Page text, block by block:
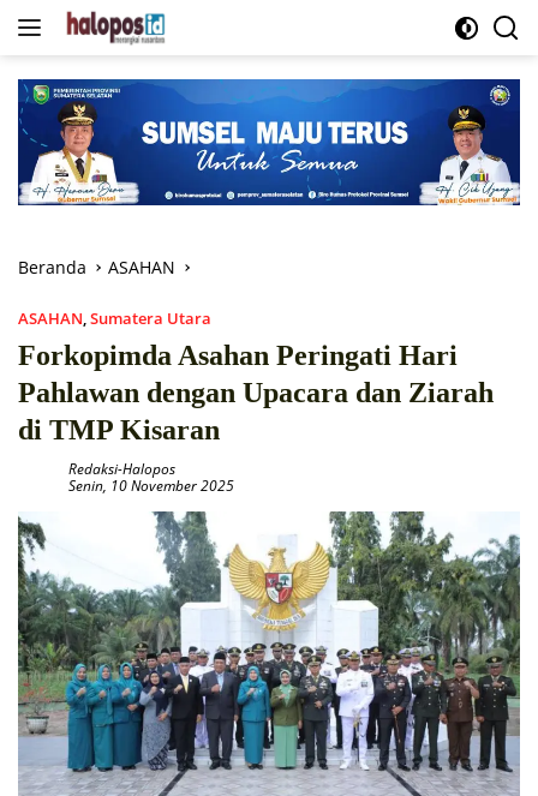
Langsung
Beranda ASAHAN
ASAHAN Sumatera Utara
Forkopimda Asahan Peringati Hari
Pahlawan dengan Upacara dan Ziarah
di TMP Kisaran
Redaksi-Halopos
Senin, 10 November 2025